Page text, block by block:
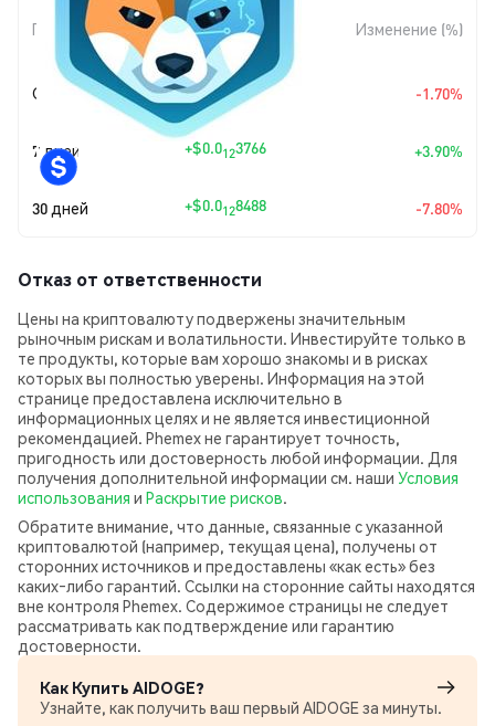
Период
Изменение
суммы
Изменение (%)
Сегодня +$0.0121735 -1.70%
7 дней +$0.0123766 +3.90%
30 дней +$0.0128488 -7.80%
Отказ от ответственности
Цены на криптовалюту подвержены значительным
рыночным рискам и волатильности. Инвестируйте только в
те продукты, которые вам хорошо знакомы и в рисках
которых вы полностью уверены. Информация на этой
странице предоставлена исключительно в
информационных целях и не является инвестиционной
рекомендацией. Phemex не гарантирует точность,
пригодность или достоверность любой информации. Для
получения дополнительной информации см. наши Условия
использования и Раскрытие рисков.
Обратите внимание, что данные, связанные с указанной
криптовалютой (например, текущая цена), получены от
сторонних источников и предоставлены «как есть» без
каких‑либо гарантий. Ссылки на сторонние сайты находятся
вне контроля Phemex. Содержимое страницы не следует
рассматривать как подтверждение или гарантию
достоверности.
Как Купить AIDOGE?
Узнайте, как получить ваш первый AIDOGE за минуты.